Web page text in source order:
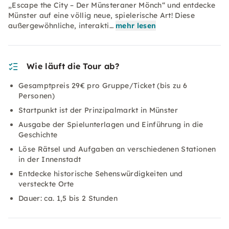
„Escape the City – Der Münsteraner Mönch“ und entdecke
Münster auf eine völlig neue, spielerische Art! Diese
außergewöhnliche, interakti… mehr lesen
Wie läuft die Tour ab?
Gesamptpreis 29€ pro Gruppe/Ticket (bis zu 6
Personen)
Startpunkt ist der Prinzipalmarkt in Münster
Ausgabe der Spielunterlagen und Einführung in die
Geschichte
Löse Rätsel und Aufgaben an verschiedenen Stationen
in der Innenstadt
Entdecke historische Sehenswürdigkeiten und
versteckte Orte
Dauer: ca. 1,5 bis 2 Stunden